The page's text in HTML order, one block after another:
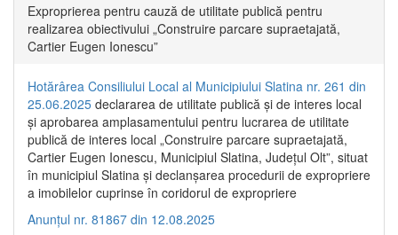
Exproprierea pentru cauză de utilitate publică pentru
realizarea obiectivului „Construire parcare supraetajată,
Cartier Eugen Ionescu”
Hotărârea Consiliului Local al Municipiului Slatina nr. 261 din
25.06.2025 declararea de utilitate publică și de interes local
și aprobarea amplasamentului pentru lucrarea de utilitate
publică de interes local „Construire parcare supraetajată,
Cartier Eugen Ionescu, Municipiul Slatina, Județul Olt”, situat
în municipiul Slatina și declanșarea procedurii de expropriere
a imobilelor cuprinse în coridorul de expropriere
Anunțul nr. 81867 din 12.08.2025